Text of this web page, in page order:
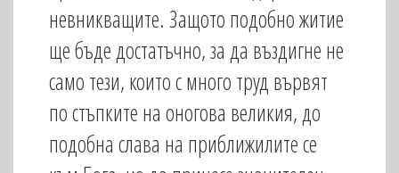
невникващите. Защото подобно житие
ще бъде достатъчно, за да въздигне не
само тези, които с много труд вървят
по стъпките на оногова великия, до
подобна слава на приближилите се